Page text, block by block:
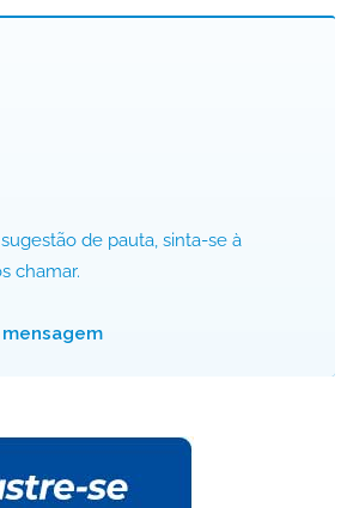
de pauta, sinta-se à
chamar.